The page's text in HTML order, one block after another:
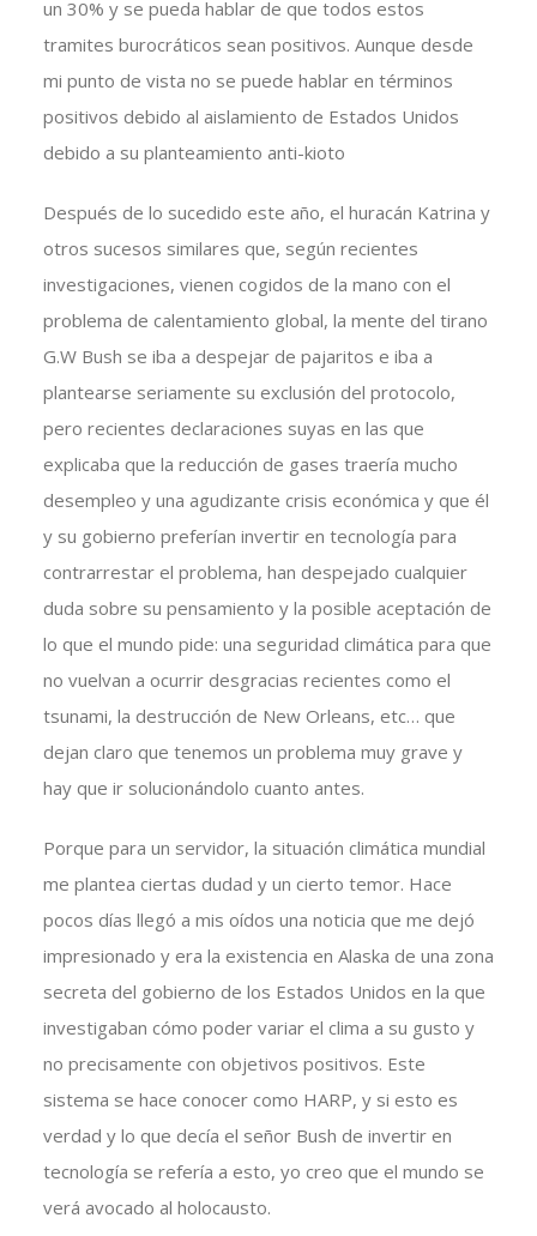
un 30% y se pueda hablar de que todos estos
tramites burocráticos sean positivos. Aunque desde
mi punto de vista no se puede hablar en términos
positivos debido al aislamiento de Estados Unidos
debido a su planteamiento anti-kioto
Después de lo sucedido este año, el huracán Katrina y
otros sucesos similares que, según recientes
investigaciones, vienen cogidos de la mano con el
problema de calentamiento global, la mente del tirano
G.W Bush se iba a despejar de pajaritos e iba a
plantearse seriamente su exclusión del protocolo,
pero recientes declaraciones suyas en las que
explicaba que la reducción de gases traería mucho
desempleo y una agudizante crisis económica y que él
y su gobierno preferían invertir en tecnología para
contrarrestar el problema, han despejado cualquier
duda sobre su pensamiento y la posible aceptación de
lo que el mundo pide: una seguridad climática para que
no vuelvan a ocurrir desgracias recientes como el
tsunami, la destrucción de New Orleans, etc… que
dejan claro que tenemos un problema muy grave y
hay que ir solucionándolo cuanto antes.
Porque para un servidor, la situación climática mundial
me plantea ciertas dudad y un cierto temor. Hace
pocos días llegó a mis oídos una noticia que me dejó
impresionado y era la existencia en Alaska de una zona
secreta del gobierno de los Estados Unidos en la que
investigaban cómo poder variar el clima a su gusto y
no precisamente con objetivos positivos. Este
sistema se hace conocer como HARP, y si esto es
verdad y lo que decía el señor Bush de invertir en
tecnología se refería a esto, yo creo que el mundo se
verá avocado al holocausto.